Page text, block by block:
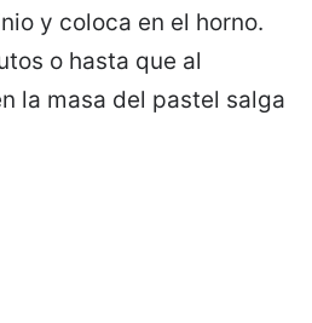
y coloca en el horno.
o hasta que al
la masa del pastel salga